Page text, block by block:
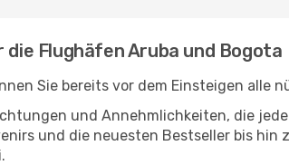
Flughäfen Aruba und Bogota
Sie bereits vor dem Einsteigen
und Annehmlichkeiten, die
und die neuesten Bestseller bis